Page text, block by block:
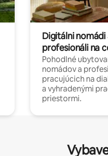
Digitálni nomádi
profesionáli na
Pohodlné
nomádov a
pracujúcich na
a vyhradenými
priestormi.